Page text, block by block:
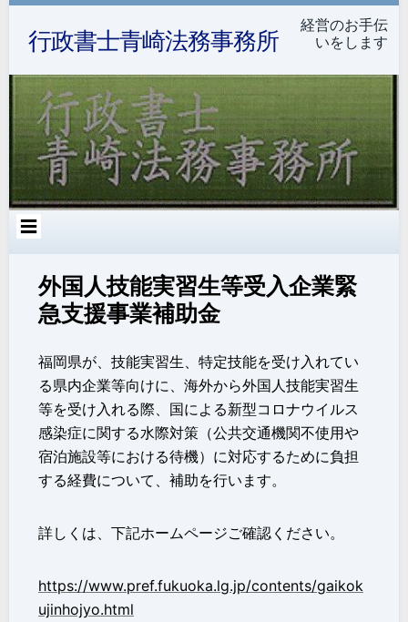
コ
テ
ツ
ス
キ
ッ
プ
行政書士青崎法務事務所
経営のお手伝
いをします
外国人技能実習生等受入企業緊
急支援事業補助金
福岡県が、技能実習生、特定技能を受け入れてい
る県内企業等向けに、海外から外国人技能実習生
等を受け入れる際、国による新型コロナウイルス
感染症に関する水際対策（公共交通機関不使用や
宿泊施設等における待機）に対応するために負担
する経費について、補助を行います。
詳しくは、下記ホームページご確認ください。
https://www.pref.fukuoka.lg.jp/contents/gaikok
ujinhojyo.html